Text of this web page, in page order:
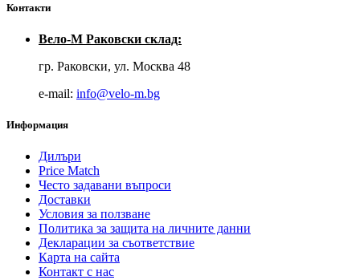
Контакти
Вело-М Раковски склад:
гр. Раковски, ул. Москва 48
е-mail: info@velo-m.bg
Информация
Дилъри
Price Match
Често задавани въпроси
Доставки
Условия за ползване
Политика за защита на личните данни
Декларации за съответствие
Карта на сайта
Контакт с нас